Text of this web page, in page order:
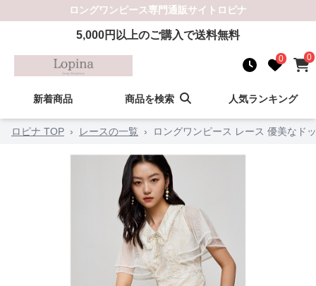
ロングワンピース専門通販サイト ロピナ
5,000円以上のご購入で送料無料
0 0
新着商品 商品を検索 人気ランキング
ロピナ TOP › レースの一覧 › ロングワンピース レース 優美なド